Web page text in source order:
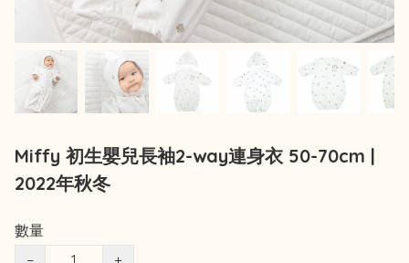
Miffy 初生嬰兒長袖2-way連身衣 50-70cm |
2022年秋冬
數量